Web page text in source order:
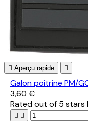
 Aperçu rapide 
Galon poitrine PM/
3,60 €
Ratedout of 5 stars
 